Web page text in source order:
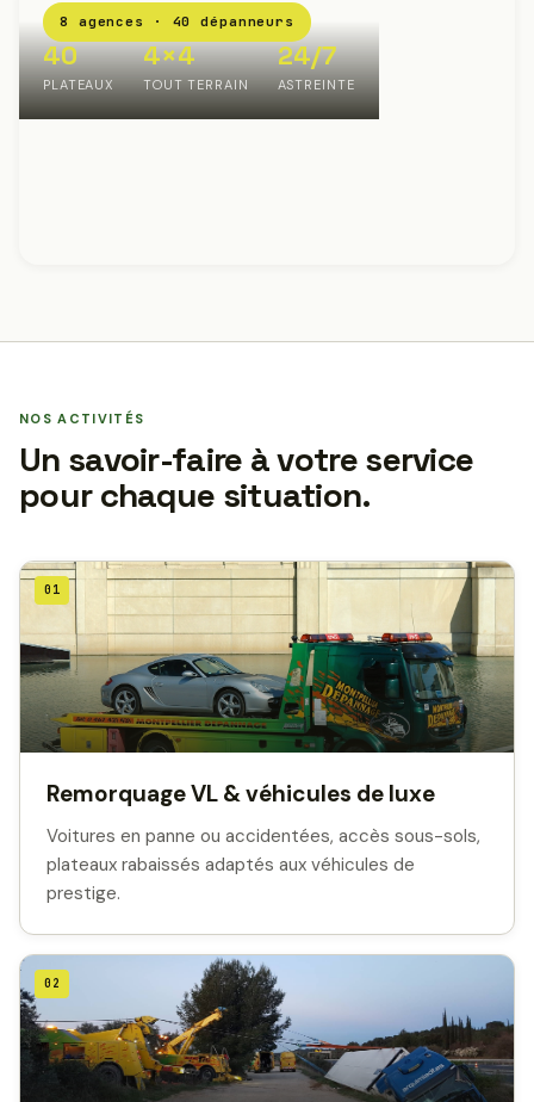
8 agences · 40 dépanneurs
40
PLATEAUX
4×4
TOUT TERRAIN
24/7
ASTREINTE
NOS ACTIVITÉS
Un savoir-faire à votre service
pour chaque situation.
01
Remorquage VL & véhicules de luxe
Voitures en panne ou accidentées, accès sous-sols,
plateaux rabaissés adaptés aux véhicules de
prestige.
02